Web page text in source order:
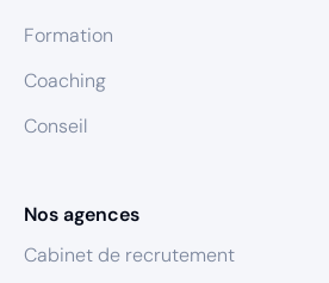
Formation
Coaching
Conseil
Nos agences
Cabinet de recrutement